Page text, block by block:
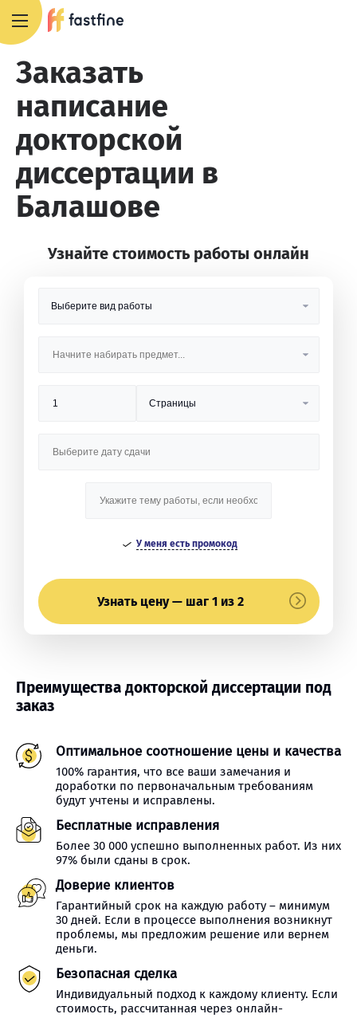
Заказать
написание
докторской
диссертации в
Балашове
Узнайте стоимость работы онлайн
У меня есть промокод
Узнать цену — шаг 1 из 2
Преимущества докторской диссертации под
заказ
Оптимальное соотношение цены и качества
100% гарантия, что все ваши замечания и
доработки по первоначальным требованиям
будут учтены и исправлены.
Бесплатные исправления
Более 30 000 успешно выполненных работ. Из них
97% были сданы в срок.
Доверие клиентов
Гарантийный срок на каждую работу – минимум
30 дней. Если в процессе выполнения возникнут
проблемы, мы предложим решение или вернем
деньги.
Безопасная сделка
Индивидуальный подход к каждому клиенту. Если
стоимость, рассчитанная через онлайн-